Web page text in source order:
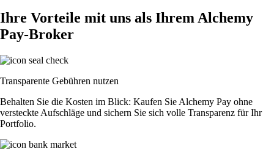
Ihre Vorteile mit uns als Ihrem Alchemy
Pay-Broker
Transparente Gebühren nutzen
Behalten Sie die Kosten im Blick: Kaufen Sie Alchemy Pay ohne
versteckte Aufschläge und sichern Sie sich volle Transparenz für Ihr
Portfolio.